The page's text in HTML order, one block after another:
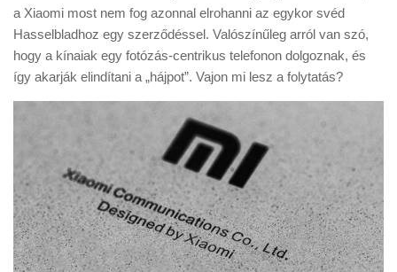
a Xiaomi most nem fog azonnal elrohanni az egykor svéd
Hasselbladhoz egy szerződéssel. Valószínűleg arról van szó,
hogy a kínaiak egy fotózás-centrikus telefonon dolgoznak, és
így akarják elindítani a „hájpot”. Vajon mi lesz a folytatás?